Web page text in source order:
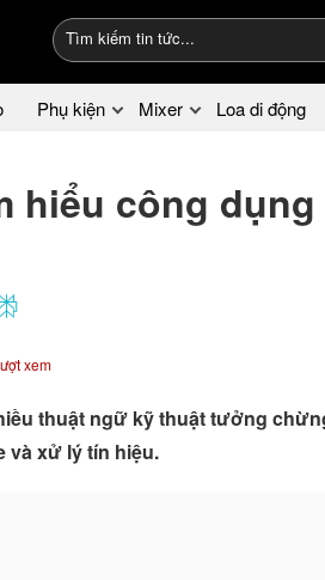
Phụ kiện Mixer Loa di động
hiểu công
xem
thuật ngữ kỹ thuật tưởng
và xử lý tín hiệu.